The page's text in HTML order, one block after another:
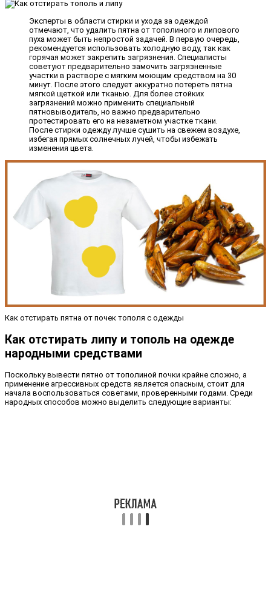
Эксперты в области стирки и ухода за одеждой
отмечают, что удалить пятна от тополиного и липового
пуха может быть непростой задачей. В первую очередь,
рекомендуется использовать холодную воду, так как
горячая может закрепить загрязнения. Специалисты
советуют предварительно замочить загрязненные
участки в растворе с мягким моющим средством на 30
минут. После этого следует аккуратно потереть пятна
мягкой щеткой или тканью. Для более стойких
загрязнений можно применить специальный
пятновыводитель, но важно предварительно
протестировать его на незаметном участке ткани.
После стирки одежду лучше сушить на свежем воздухе,
избегая прямых солнечных лучей, чтобы избежать
изменения цвета.
Как отстирать пятна от почек тополя с одежды
Как отстирать липу и тополь на одежде
народными средствами
Поскольку вывести пятно от тополиной почки крайне сложно, а
применение агрессивных средств является опасным, стоит для
начала воспользоваться советами, проверенными годами. Среди
народных способов можно выделить следующие варианты: